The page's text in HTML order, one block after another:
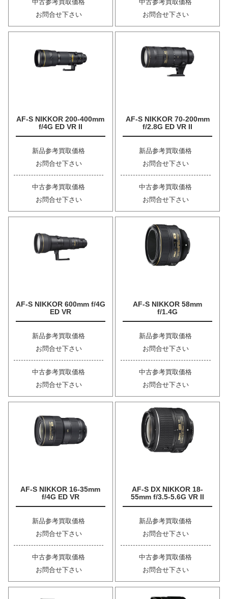
中古参考買取価格
お問合せ下さい
中古参考買取価格
お問合せ下さい
AF-S NIKKOR 200-400mm
f/4G ED VR II
新品参考買取価格
お問合せ下さい
中古参考買取価格
お問合せ下さい
AF-S NIKKOR 70-200mm
f/2.8G ED VR II
新品参考買取価格
お問合せ下さい
中古参考買取価格
お問合せ下さい
AF-S NIKKOR 600mm f/4G
ED VR
新品参考買取価格
お問合せ下さい
中古参考買取価格
お問合せ下さい
AF-S NIKKOR 58mm
f/1.4G
新品参考買取価格
お問合せ下さい
中古参考買取価格
お問合せ下さい
AF-S NIKKOR 16-35mm
f/4G ED VR
新品参考買取価格
お問合せ下さい
中古参考買取価格
お問合せ下さい
AF-S DX NIKKOR 18-
55mm f/3.5-5.6G VR II
新品参考買取価格
お問合せ下さい
中古参考買取価格
お問合せ下さい